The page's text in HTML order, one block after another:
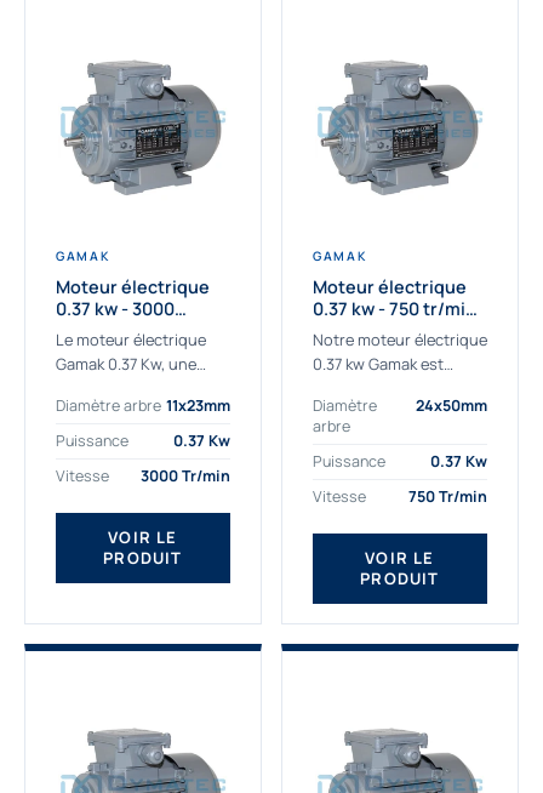
GAMAK
Moteur électrique
0.37 kw - 3000
Tr/min - 230/400v -
Taille 63 - IE2
Le moteur électrique
Gamak 0.37 Kw, une
adaptée à tous types
de machines. Le
triphasé 0.37Kw Gamak
à...
Diamètre arbre 11x23mm
Puissance
0.37 Kw
Vitesse
3000 Tr/min
VOIR LE
PRODUIT
GAMAK
Moteur électrique
0.37 kw - 750 tr/min -
230/400V - IE2
Notre moteur électrique
0.37 kw Gamak est
aux applications
sévères. Nous
déterminons,
fournissons
des moteurs
asynchrones depuis de
nombreuses années....
Diamètre
arbre
24x50mm
Puissance
0.37 Kw
Vitesse
750 Tr/min
VOIR LE
PRODUIT